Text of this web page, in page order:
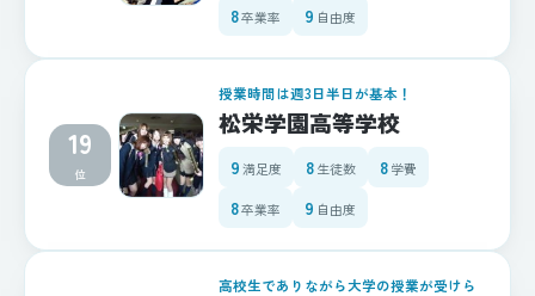
8卒業率 9 自由度
19
位
授業時間は週3日半日が基本！
松栄学園高等学校
9満足度 8生徒数 8学費
8卒業率 9 自由度
高校生でありながら大学の授業が受けら